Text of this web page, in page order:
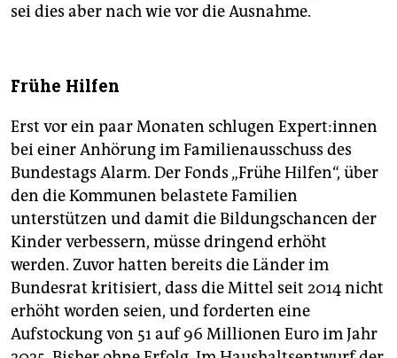
sei dies aber nach wie vor die Ausnahme.
Frühe Hilfen
Erst vor ein paar Monaten schlugen Ex­per­t:in­nen
bei einer Anhörung im Familienausschuss des
Bundestags Alarm. Der Fonds „Frühe Hilfen“, über
den die Kommunen belastete Familien
unterstützen und damit die Bildungschancen der
Kinder verbessern, müsse dringend erhöht
werden. Zuvor hatten bereits die Länder im
Bundesrat kritisiert, dass die Mittel seit 2014 nicht
erhöht worden seien, und forderten eine
Aufstockung von 51 auf 96 Millionen Euro im Jahr